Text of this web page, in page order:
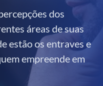
dos
áreas de suas
estão os entraves e
empreende em